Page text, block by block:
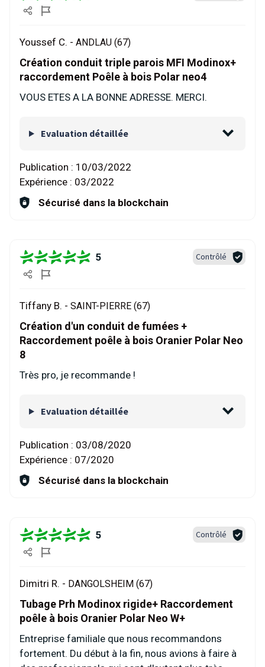
Youssef C. - ANDLAU (67)
Création conduit triple parois MFI Modinox+
raccordement Poêle à bois Polar neo4
VOUS ETES A LA BONNE ADRESSE. MERCI.
Evaluation détaillée
Publication : 10/03/2022
Expérience : 03/2022
Sécurisé dans la blockchain
5 Contrôlé
Tiffany B. - SAINT-PIERRE (67)
Création d'un conduit de fumées +
Raccordement poêle à bois Oranier Polar Neo
8
Très pro, je recommande !
Evaluation détaillée
Publication : 03/08/2020
Expérience : 07/2020
Sécurisé dans la blockchain
5 Contrôlé
Dimitri R. - DANGOLSHEIM (67)
Tubage Prh Modinox rigide+ Raccordement
poêle à bois Oranier Polar Neo W+
Entreprise familiale que nous recommandons
fortement. Du début à la fin, nous avions à faire à